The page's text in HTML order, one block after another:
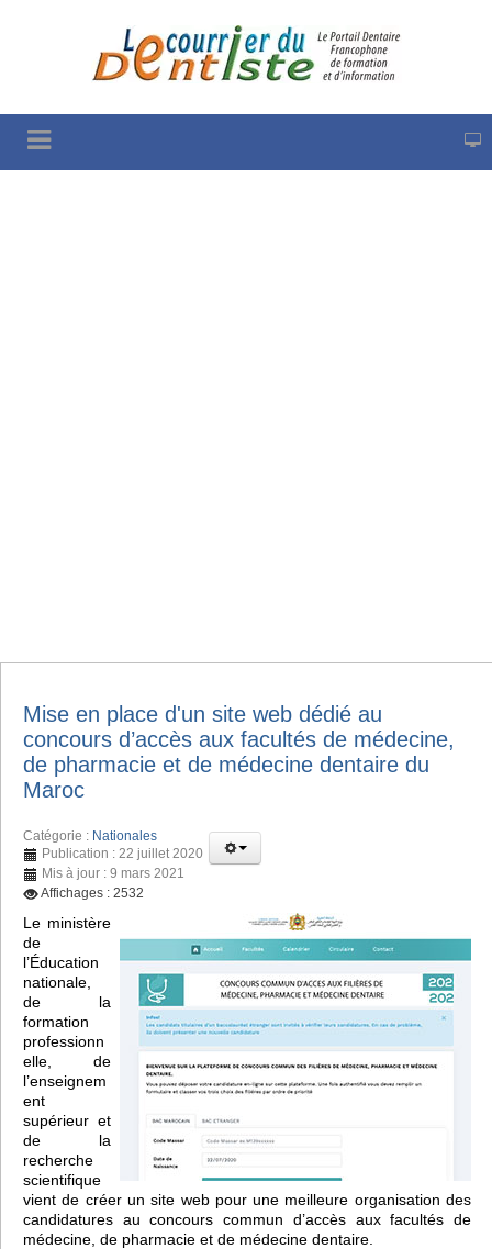
Mise en place d'un site web dédié au
concours d’accès aux facultés de médecine,
de pharmacie et de médecine dentaire du
Maroc
Catégorie : Nationales
Publication : 22 juillet 2020
Mis à jour : 9 mars 2021
Affichages : 2532
Le ministère
de
l’Éducation
nationale,
de la
formation
professionn
elle, de
l’enseignem
ent
supérieur et
de la
recherche
scientifique
vient de créer un site web pour une meilleure organisation des
candidatures au concours commun d’accès aux facultés de
médecine, de pharmacie et de médecine dentaire.